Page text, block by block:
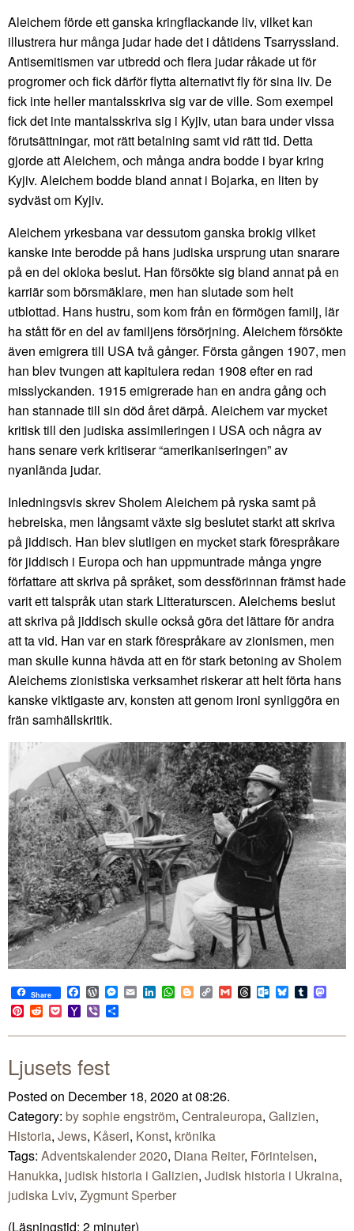
Aleichem förde ett ganska kringflackande liv, vilket kan
illustrera hur många judar hade det i dåtidens Tsarryssland.
Antisemitismen var utbredd och flera judar råkade ut för
progromer och fick därför flytta alternativt fly för sina liv. De
fick inte heller mantalsskriva sig var de ville. Som exempel
fick det inte mantalsskriva sig i Kyjiv, utan bara under vissa
förutsättningar, mot rätt betalning samt vid rätt tid. Detta
gjorde att Aleichem, och många andra bodde i byar kring
Kyjiv. Aleichem bodde bland annat i Bojarka, en liten by
sydväst om Kyjiv.
Aleichem yrkesbana var dessutom ganska brokig vilket
kanske inte berodde på hans judiska ursprung utan snarare
på en del okloka beslut. Han försökte sig bland annat på en
karriär som börsmäklare, men han slutade som helt
utblottad. Hans hustru, som kom från en förmögen familj, lär
ha stått för en del av familjens försörjning. Aleichem försökte
även emigrera till USA två gånger. Första gången 1907, men
han blev tvungen att kapitulera redan 1908 efter en rad
misslyckanden. 1915 emigrerade han en andra gång och
han stannade till sin död året därpå. Aleichem var mycket
kritisk till den judiska assimileringen i USA och några av
hans senare verk kritiserar “amerikaniseringen” av
nyanlända judar.
Inledningsvis skrev Sholem Aleichem på ryska samt på
hebreiska, men långsamt växte sig beslutet starkt att skriva
på jiddisch. Han blev slutligen en mycket stark förespråkare
för jiddisch i Europa och han uppmuntrade många yngre
författare att skriva på språket, som dessförinnan främst hade
varit ett talspråk utan stark Litteraturscen. Aleichems beslut
att skriva på jiddisch skulle också göra det lättare för andra
att ta vid. Han var en stark förespråkare av zionismen, men
man skulle kunna hävda att en för stark betoning av Sholem
Aleichems zionistiska verksamhet riskerar att helt förta hans
kanske viktigaste arv, konsten att genom ironi synliggöra en
frän samhällskritik.
Share Facebook
WordPress
Messenger
EmailLinkedIn
WhatsApp
BloggerCopy
Link
GmailThreadsOutlook.com
BlueskyTumblr
Pinterest
RedditPocketYahoo
Mail
Viber
Ljusets fest
Posted on December 18, 2020 at 08:26.
Category: by sophie engström, Centraleuropa, Galizien,
Historia, Jews, Kåseri, Konst, krönika
Tags: Adventskalender 2020, Diana Reiter, Förintelsen,
Hanukka, judisk historia i Galizien, Judisk historia i Ukraina,
judiska Lviv, Zygmunt Sperber
(Läsningstid: 2 minuter)